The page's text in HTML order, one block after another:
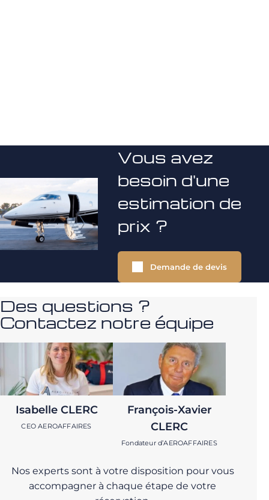
Vous avez
besoin d'une
estimation de
prix ?
Demande de devis
Des questions ?
Contactez notre équipe
Isabelle CLERC
CEO AEROAFFAIRES
François-Xavier
CLERC
Fondateur d’AEROAFFAIRES
Nos experts sont à votre disposition pour vous
accompagner à chaque étape de votre